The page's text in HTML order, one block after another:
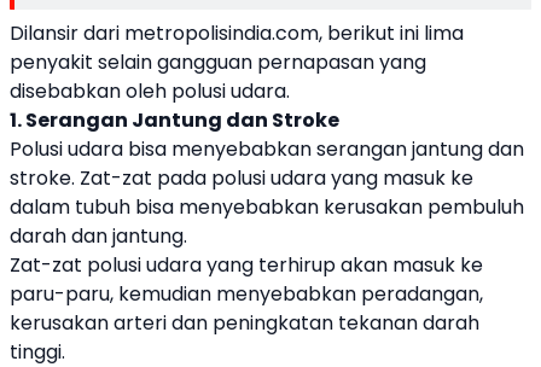
Dilansir dari metropolisindia.com, berikut ini lima
penyakit selain gangguan pernapasan yang
disebabkan oleh polusi udara.
1. Serangan Jantung dan Stroke
Polusi udara bisa menyebabkan serangan jantung dan
stroke. Zat-zat pada polusi udara yang masuk ke
dalam tubuh bisa menyebabkan kerusakan pembuluh
darah dan jantung.
Zat-zat polusi udara yang terhirup akan masuk ke
paru-paru, kemudian menyebabkan peradangan,
kerusakan arteri dan peningkatan tekanan darah
tinggi.